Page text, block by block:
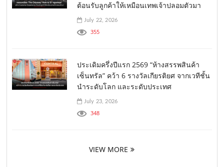
ต้อนรับลูกค้าให้เหมือนเทพเจ้าปลอมตัวมา
July 22, 2026
355
ประเดิมครึ่งปีแรก 2569 “ห้างสรรพสินค้า
เซ็นทรัล” คว้า 6 รางวัลเกียรติยศ จากเวทีชั้น
นำระดับโลก และระดับประเทศ
July 23, 2026
348
VIEW MORE